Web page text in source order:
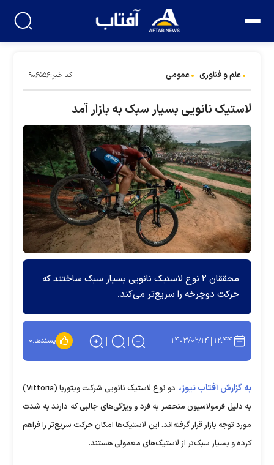
علم و فناوری عمومی کد خبر:۹۰۶۵۵۶
لاستیک نانویی بسیار سبک به بازار آمد
محققان ۲ نوع لاستیک نانویی بسیار سبک ساختند که
حرکت دوچرخه را سریع‌تر می‌کند.
۱۲:۴۴ ۱۴۰۳/۰۲/۱۴ پسندها:۰
به گزارش آفتاب نیوز،
دو نوع لاستیک نانویی شرکت ویتوریا (Vittoria)
به دلیل فرمولاسیون منحصر به فرد و ویژگی‌های جالبی که دارند به شدت
مورد توجه بازار قرار گرفته‌اند. این لاستیک‌ها امکان حرکت سریع‌تر را فراهم
کرده و بسیار سبک‌تر از لاستیک‌های معمولی هستند.